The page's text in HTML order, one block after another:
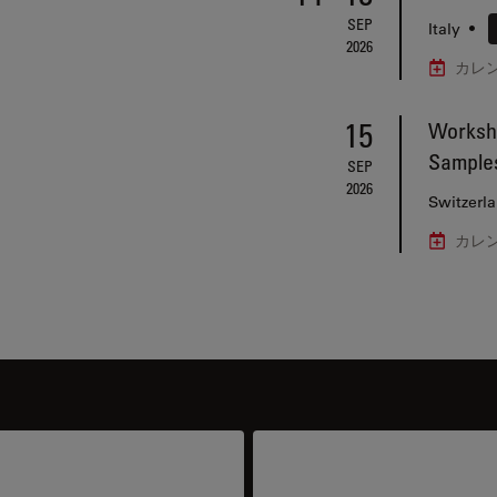
SEP
2026
Italy •
カレ
15
SEP
2026
カレ